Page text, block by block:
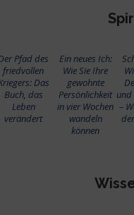
Pfad des
friedvollen
Das
Buch, das
Leben
verändert
Ein neues Ich:
Wie Sie Ihre
gewohnte
Persönlichkeit
in vier Wochen
wandeln
können
und
–